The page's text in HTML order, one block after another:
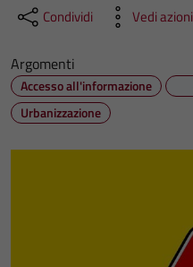
Condividi Vedi azioni
Argomenti
Accesso all'informazione
Urbanizzazione